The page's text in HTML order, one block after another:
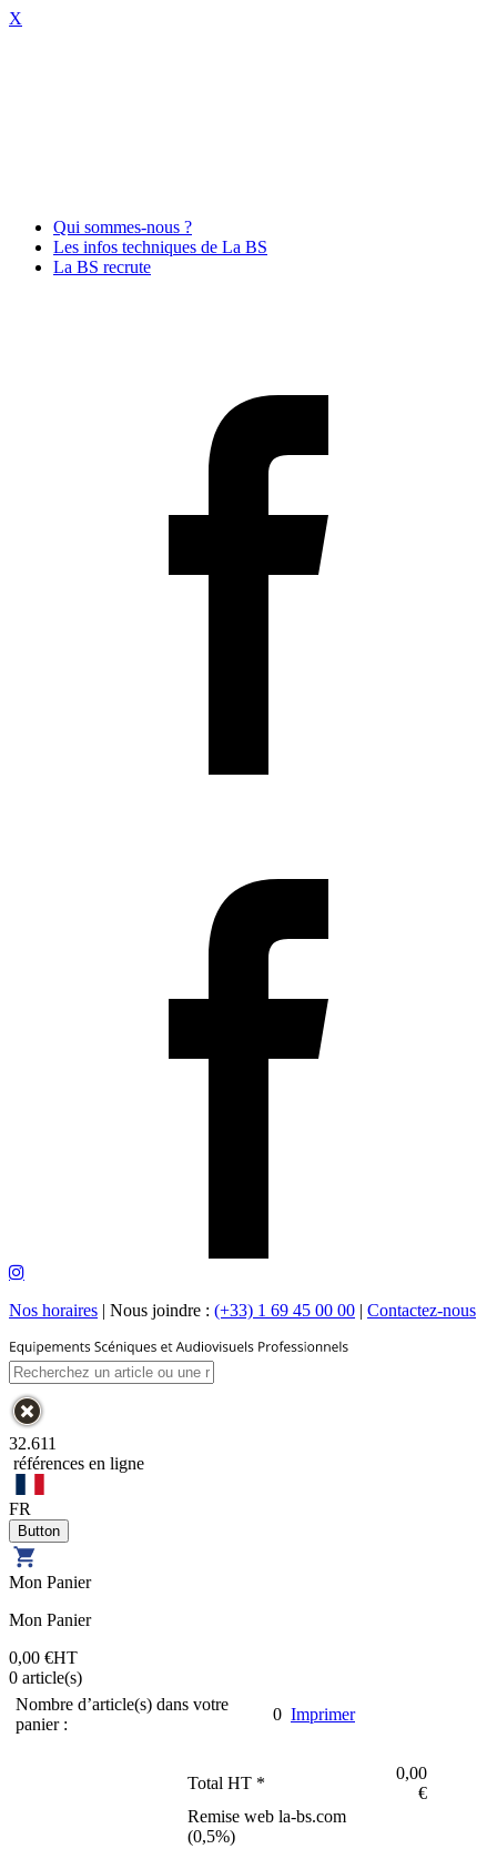
X
Qui sommes-nous ?
Les infos techniques de La BS
La BS recrute
Nos horaires | Nous joindre : (+33) 1 69 45 00 00 | Contactez-nous
32.611
références en ligne
FR
Mon Panier
Mon Panier
0,00 €HT
0 article(s)
Nombre d’article(s) dans votre
panier :
0 Imprimer
Total HT *
0,00
€
Remise web la-bs.com
(0,5%)